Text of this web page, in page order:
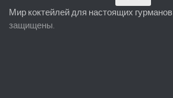
Мир коктейлей для настоящих гурманов
защищены.